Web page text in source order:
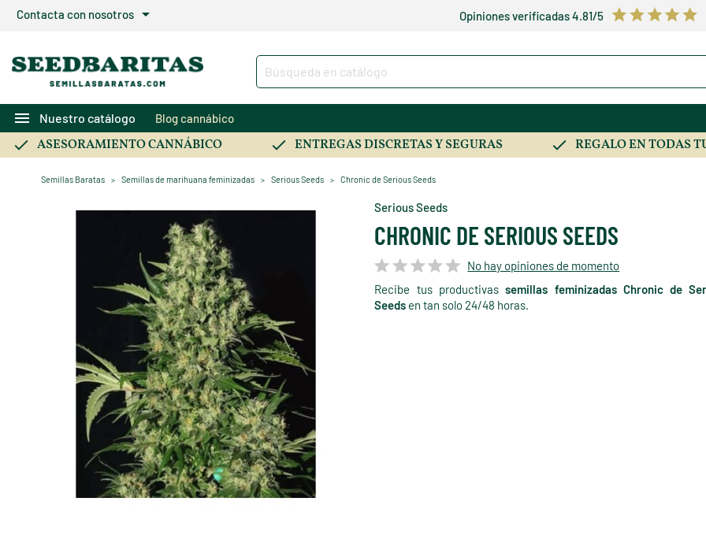
Contacta con nosotros arrow_drop_down Opiniones verificadas 4.81/5
menu Nuestro catálogo Blog cannábico
ASESORAMIENTO CANNÁBICO ENTREGAS DISCRETAS Y SEGURAS REGALO EN TODAS
Semillas Baratas Semillas de marihuana feminizadas Serious Seeds Chronic de Serious Seeds
Serious Seeds
CHRONIC DE SERIOUS SEEDS
No hay opiniones de momento
Recibe tus productivassemillas feminizadas Chronic de
Seeds en tan solo 24/48 horas.